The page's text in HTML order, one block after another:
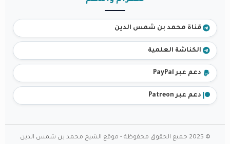
قناة محمد بن شمس الدين
الكناشة العلمية
دعم عبر PayPal
دعم عبر Patreon
© 2025 جميع الحقوق محفوظة - موقع الشيخ محمد بن شمس الدين